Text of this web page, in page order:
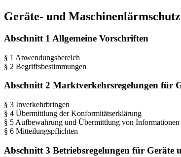
Geräte- und
Abschnitt 1 Allgemeine Vorschriften
§ 1 Anwendungsbereich
§ 2 Begriffsbestimmungen
Abschnitt 2 Marktverkehrsregelungen für
§ 3 Inverkehrbringen
§ 4 Übermittlung der Konformitätserklärung
§ 5 Aufbewahrung und Übermittlung von
§ 6 Mitteilungspflichten
Abschnitt 3 Betriebsregelungen für Geräte